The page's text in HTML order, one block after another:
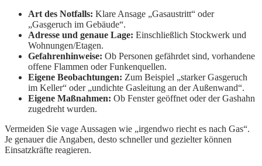
Art des Notfalls: Klare Ansage „Gasaustritt“ oder
„Gasgeruch im Gebäude“.
Adresse und genaue Lage: Einschließlich Stockwerk und
Wohnungen/Etagen.
Gefahrenhinweise: Ob Personen gefährdet sind, vorhandene
offene Flammen oder Funkenquellen.
Eigene Beobachtungen: Zum Beispiel „starker Gasgeruch
im Keller“ oder „undichte Gasleitung an der Außenwand“.
Eigene Maßnahmen: Ob Fenster geöffnet oder der Gashahn
zugedreht wurden.
Vermeiden Sie vage Aussagen wie „irgendwo riecht es nach Gas“.
Je genauer die Angaben, desto schneller und gezielter können
Einsatzkräfte reagieren.